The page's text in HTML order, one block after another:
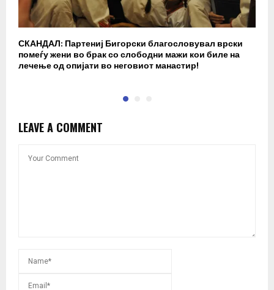
СКАНДАЛ: Партениј Бигорски благословувал врски
помеѓу жени во брак со слободни мажи кои биле на
лечење од опијати во неговиот манастир!
LEAVE A COMMENT